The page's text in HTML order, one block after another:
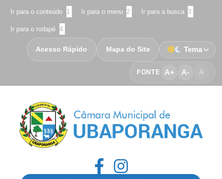
Ir para o conteúdo 1 Ir para o menu 2 Ir para a busca 3
Ir para o rodapé 4
FONTE A+ A- A
Acesso Rápido Mapa do Site Tema